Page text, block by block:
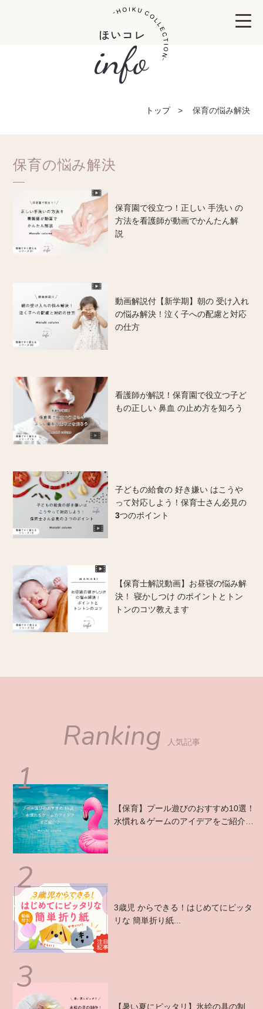
トップ 保育の悩み解決
保育の悩み解決
保育園で役立つ！正しい 手洗い の
方法を看護師が動画でかんたん解
説
動画解説付【新学期】朝の 受け入れ
の悩み解決！泣く子への配慮と対応
の仕方
看護師が解説！保育園で役立つ子ど
もの正しい 鼻血 の止め方を知ろう
子どもの給食の 好き嫌い はこうや
って対応しよう！保育士さん必見の
3つのポイント
【保育士解説動画】お昼寝の悩み解
決！ 寝かしつけ のポイントとトン
トンのコツ教えます
Ranking 人気記事
【保育】プール遊びのおすすめ10選！
水慣れ＆ゲームのアイデアをご紹介
3歳児 からできる！はじめてにピッタ
リな 簡単折り紙...
【暑い夏にピッタリ】氷絵の具の制